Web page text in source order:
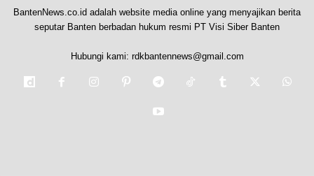
BantenNews.co.id adalah website media online yang menyajikan berita
seputar Banten berbadan hukum resmi PT Visi Siber Banten
Hubungi kami: rdkbantennews@gmail.com